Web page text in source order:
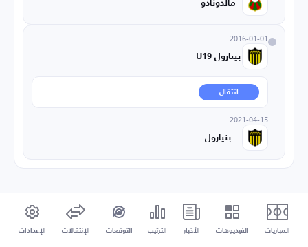
مالدونادو
2016-01-01
بينارول U19
انتقال
2021-04-15
بنيارول
المباريات الفيديوهات الأخبار الترتيب التوقعات الإنتقالات الإعدادات